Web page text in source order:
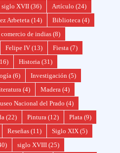
siglo XVII(36) Artículo (24)
Arbeteta (14) Biblioteca (4)
comercio de indias (8)
Felipe IV (13) Fiesta (7)
Historia (31)
(6) Investigación (5)
(4) Madera (4)
Nacional del Prado (4)
(22) Pintura (12) Plata (9)
Reseñas (11) Siglo XIX (5)
siglo XVIII (25)